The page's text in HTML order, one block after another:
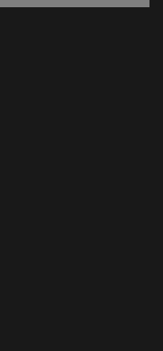
nueva ventana)
ventana)